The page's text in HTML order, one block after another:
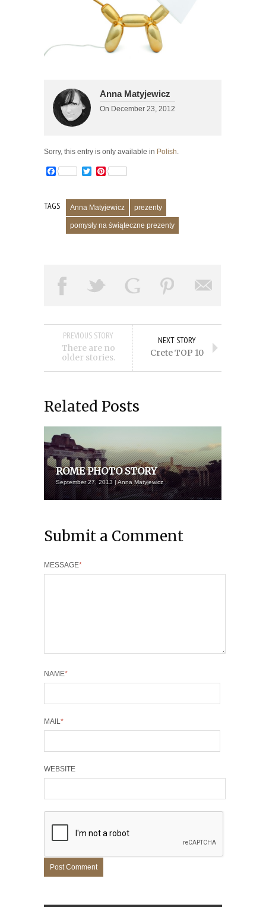
Anna Matyjewicz
On December 23, 2012
Sorry, this entry is only available in Polish
FacebookTwitterPinterest
TAGS Anna Matyjewicz prezenty
pomysły na świąteczne prezenty
PREVIOUS STORY
There are no
older stories.
NEXT STORY
Crete TOP 10
Related Posts
ROME PHOTO STORY
September 27, 2013 | Anna Matyjewicz
Submit a Comment
MESSAGE*
NAME*
MAIL*
WEBSITE